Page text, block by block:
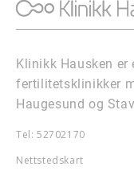
Klinikk Hausken er
fertilitetsklinikker
Haugesund og
Tel: 52702170
Nettstedskart